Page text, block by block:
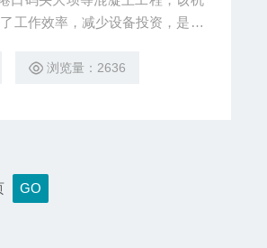
工作效率，减少设备投资，是一
浏览量：2636